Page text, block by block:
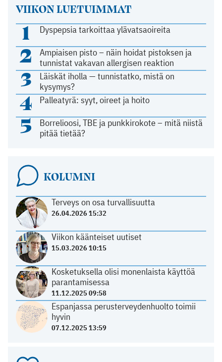
VIIKON LUETUIMMAT
1 Dyspepsia tarkoittaa ylävatsaoireita
2
Ampiaisen pisto – näin hoidat pistoksen ja
tunnistat vakavan allergisen reaktion
3
Läiskät iholla — tunnistatko, mistä on
kysymys?
4 Palleatyrä: syyt, oireet ja hoito
5
Borrelioosi, TBE ja punkkirokote – mitä niistä
pitää tietää?
KOLUMNI
Terveys on osa turvallisuutta
26.04.2026 15:32
Viikon käänteiset uutiset
15.03.2026 10:15
Kosketuksella olisi monenlaista käyttöä
parantamisessa
11.12.2025 09:58
Espanjassa perusterveydenhuolto toimii
hyvin
07.12.2025 13:59